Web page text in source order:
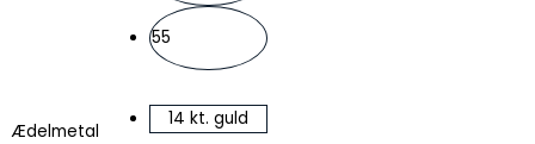
55
Ædelmetal
14 kt. guld